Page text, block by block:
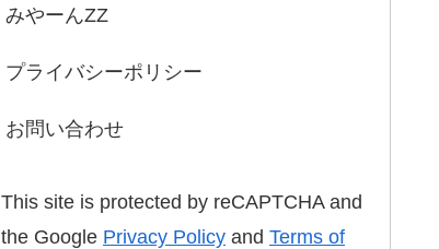
みやーんZZ
プライバシーポリシー
お問い合わせ
This site is protected by reCAPTCHA and
the Google Privacy Policy and Terms of